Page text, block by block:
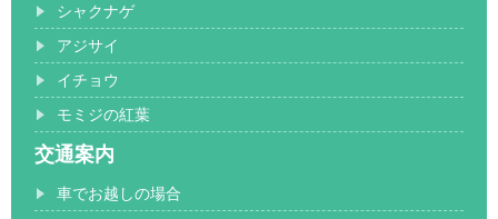
シャクナゲ
アジサイ
イチョウ
モミジの紅葉
交通案内
車でお越しの場合